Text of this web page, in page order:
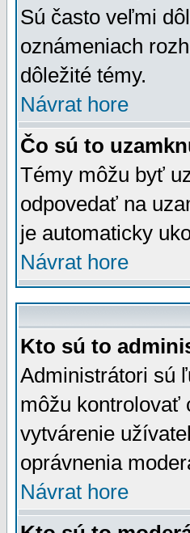
Sú často veľmi
oznámeniach
dôležité témy.
Návrat hore
Čo sú to
Témy môžu byť
odpovedať na
je automaticky
Návrat hore
Kto sú to
Administrátori sú
môžu kontrolovať
vytvárenie
oprávnenia
Návrat hore